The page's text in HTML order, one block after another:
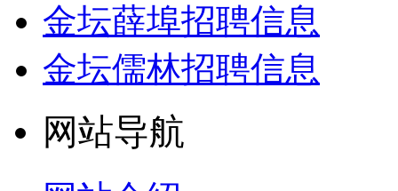
金坛薛埠招聘信息
金坛儒林招聘信息
网站导航